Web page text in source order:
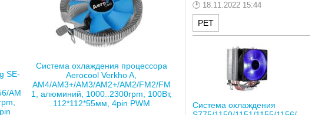
SE-
AM
Система охлаждения процессора
Aerocool Verkho A,
AM4/AM3+/AM3/AM2+/AM2/FM2/FM
1, алюминий, 1000..2300rpm, 100Вт,
112*112*55мм, 4pin PWM
18.11.2022 15:44
РЕТ
Система охлаждения